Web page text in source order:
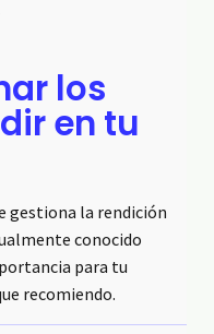
los
en tu
gestiona la rendición
conocido
para tu
recomiendo.